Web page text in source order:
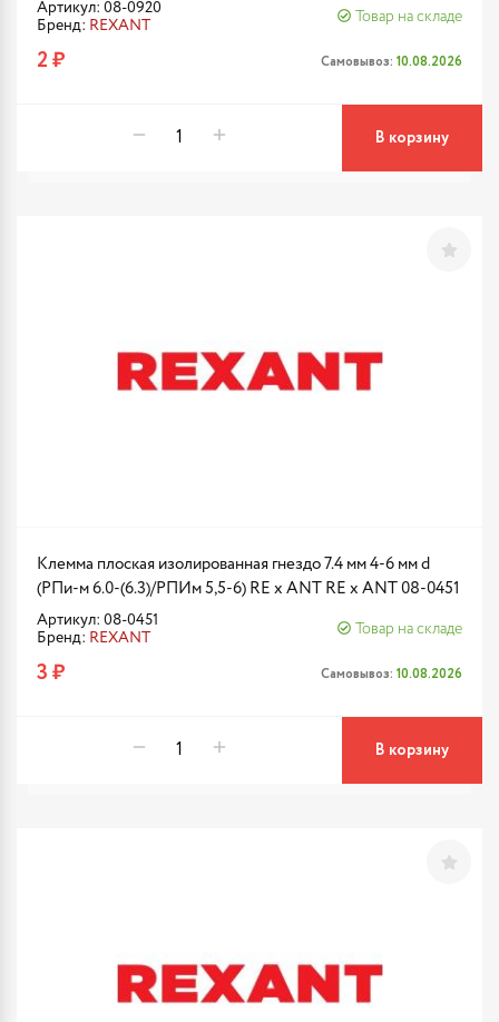
Артикул: 08-0920
Бренд: REXANT
Товар на складе
2 ₽ Самовывоз: 10.08.2026
В корзину
Клемма плоская изолированная гнездо 7.4 мм 4-6 мм d
(РПи-м 6.0-(6.3)/РПИм 5,5-6) RE x ANT RE x ANT 08-0451
Артикул: 08-0451
Бренд: REXANT
Товар на складе
3 ₽ Самовывоз: 10.08.2026
В корзину